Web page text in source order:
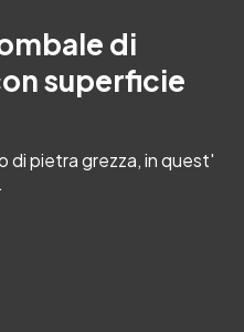
di
superficie
di pietra grezza, in quest'